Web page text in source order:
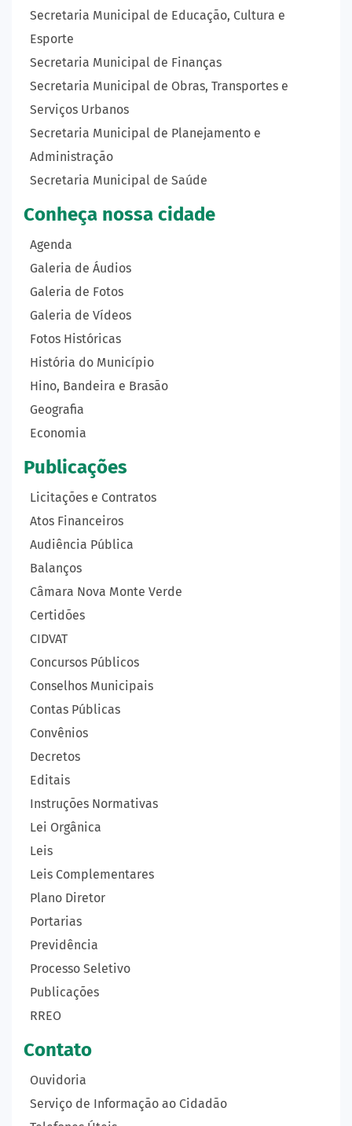
Secretaria Municipal de Educação, Cultura e
Esporte
Secretaria Municipal de Finanças
Secretaria Municipal de Obras, Transportes e
Serviços Urbanos
Secretaria Municipal de Planejamento e
Administração
Secretaria Municipal de Saúde
Conheça nossa cidade
Agenda
Galeria de Áudios
Galeria de Fotos
Galeria de Vídeos
Fotos Históricas
História do Município
Hino, Bandeira e Brasão
Geografia
Economia
Publicações
Licitações e Contratos
Atos Financeiros
Audiência Pública
Balanços
Câmara Nova Monte Verde
Certidões
CIDVAT
Concursos Públicos
Conselhos Municipais
Contas Públicas
Convênios
Decretos
Editais
Instruções Normativas
Lei Orgânica
Leis
Leis Complementares
Plano Diretor
Portarias
Previdência
Processo Seletivo
Publicações
RREO
Contato
Ouvidoria
Serviço de Informação ao Cidadão